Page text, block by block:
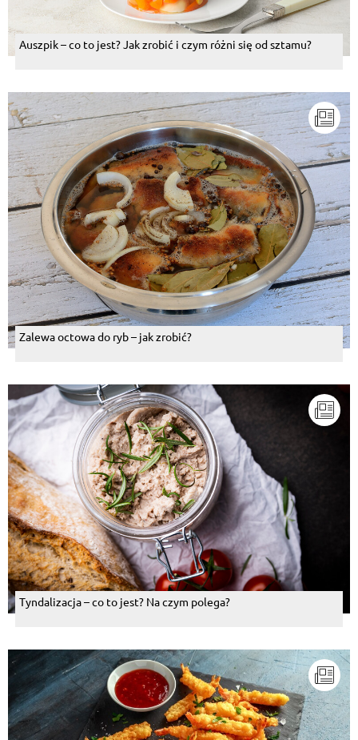
Auszpik – co to jest? Jak zrobić i czym różni się od sztamu?
Zalewa octowa do ryb – jak zrobić?
Tyndalizacja – co to jest? Na czym polega?